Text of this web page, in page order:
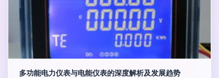
多功能电力仪表与电能仪表的深度解析及发展趋势